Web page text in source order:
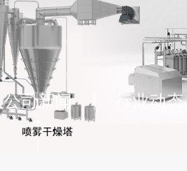
公司新闻 行业动态